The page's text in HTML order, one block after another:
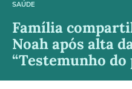
SAÚDE
Família
Noah após alta
“Testemunho do